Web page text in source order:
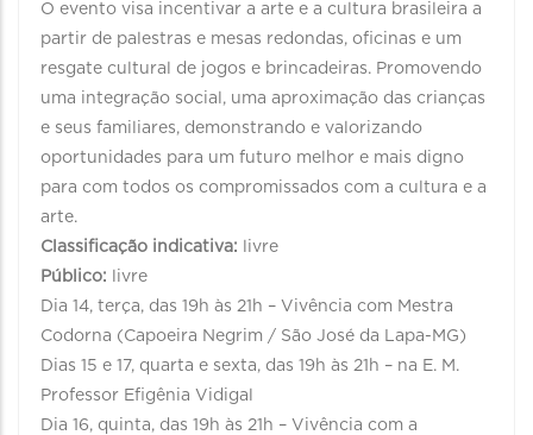
O evento visa incentivar a arte e a cultura brasileira a
partir de palestras e mesas redondas, oficinas e um
resgate cultural de jogos e brincadeiras. Promovendo
uma integração social, uma aproximação das crianças
e seus familiares, demonstrando e valorizando
oportunidades para um futuro melhor e mais digno
para com todos os compromissados com a cultura e a
arte.
Classificação indicativa: livre
Público:
livre
Dia 14, terça, das 19h às 21h – Vivência com Mestra
Codorna (Capoeira Negrim / São José da Lapa-MG)
Dias 15 e 17, quarta e sexta, das 19h às 21h – na E. M.
Professor Efigênia Vidigal
Dia 16, quinta, das 19h às 21h – Vivência com a